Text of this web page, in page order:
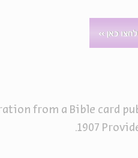
from a Bible card
.